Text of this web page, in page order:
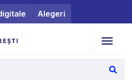
Alegeri